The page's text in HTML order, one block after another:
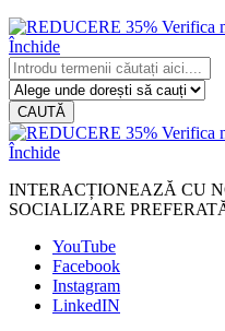
Închide
CAUTĂ
Închide
INTERACȚIONEAZĂ CU
SOCIALIZARE
YouTube
Facebook
Instagram
LinkedIN